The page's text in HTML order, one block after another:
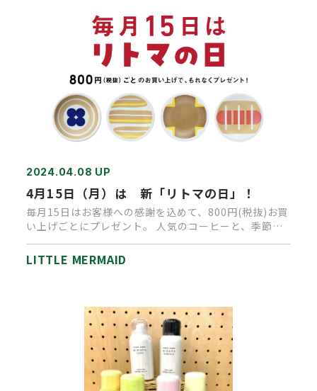
2024.04.08 UP
4月15日（月）は 新「リトマの日」！
毎月15日はお客様への感謝を込めて、800円(税抜)お買
い上げごとにプレゼント。 人気のコーヒーと、季節ご
とに変わる、リ…
LITTLE MERMAID